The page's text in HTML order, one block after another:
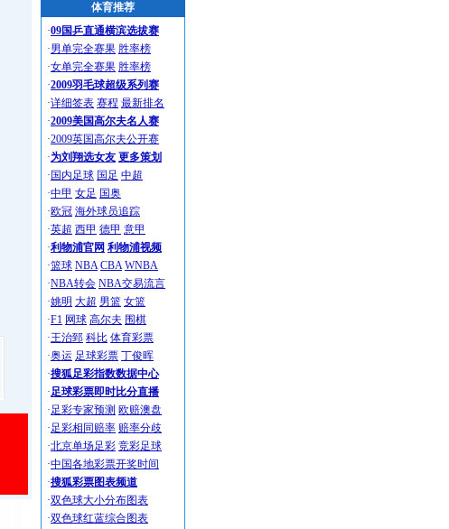
体育推荐
·09国乒直通横滨选拔赛
·男单完全赛果 胜率榜
·女单完全赛果 胜率榜
·2009羽毛球超级系列赛
·详细签表 赛程 最新排名
·2009美国高尔夫名人赛
·2009英国高尔夫公开赛
·为刘翔选女友 更多策划
· 国内足球 国足 中超
·中甲 女足 国奥
·欧冠 海外球员追踪
·英超 西甲 德甲 意甲
·利物浦官网 利物浦视频
·篮球 NBA CBA WNBA
·NBA转会 NBA交易流言
·姚明 大超 男篮 女篮
·F1 网球 高尔夫 围棋
·王治郅 科比 体育彩票
·奥运 足球彩票 丁俊晖
·搜狐足彩指数数据中心
·足球彩票即时比分直播
·足彩专家预测 欧赔澳盘
·足彩相同赔率 赔率分歧
·北京单场足彩 竞彩足球
·中国各地彩票开奖时间
·搜狐彩票图表频道
·双色球大小分布图表
·双色球红蓝综合图表